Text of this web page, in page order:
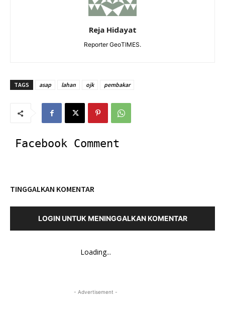
Reja Hidayat
Reporter GeoTIMES.
TAGS asap lahan ojk pembakar
Facebook Comment
TINGGALKAN KOMENTAR
LOGIN UNTUK MENINGGALKAN KOMENTAR
Loading...
- Advertisement -